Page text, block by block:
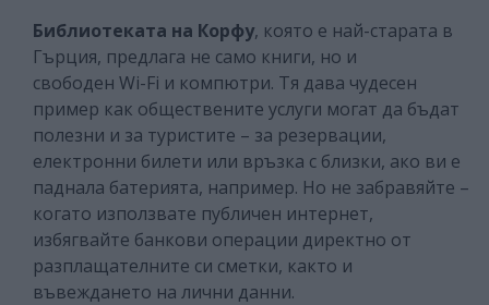
Библиотеката на Корфу, която е най-старата в
Гърция, предлага не само книги, но и
свободен Wi-Fi и компютри. Тя дава чудесен
пример как обществените услуги могат да бъдат
полезни и за туристите – за резервации,
електронни билети или връзка с близки, ако ви е
паднала батерията, например. Но не забравяйте –
когато използвате публичен интернет,
избягвайте банкови операции директно от
разплащателните си сметки, както и
въвеждането на лични данни.